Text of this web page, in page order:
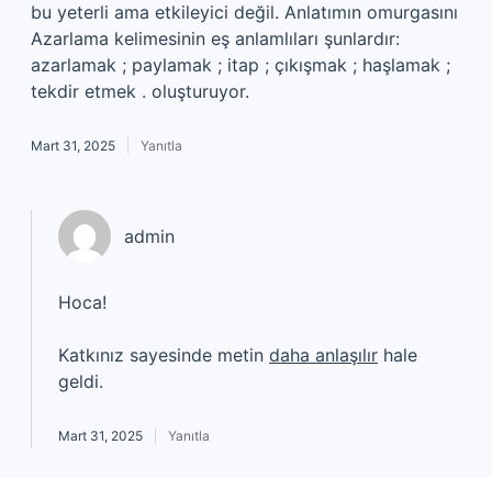
bu yeterli ama etkileyici değil. Anlatımın omurgasını
Azarlama kelimesinin eş anlamlıları şunlardır:
azarlamak ; paylamak ; itap ; çıkışmak ; haşlamak ;
tekdir etmek . oluşturuyor.
Mart 31, 2025 Yanıtla
admin
Hoca!
Katkınız sayesinde metin daha anlaşılır hale
geldi.
Mart 31, 2025 Yanıtla